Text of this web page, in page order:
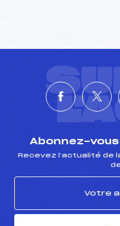
Abonnez-
Recevez l’actualité de